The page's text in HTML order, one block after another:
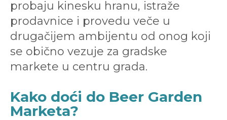
probaju kinesku hranu, istraže
prodavnice i provedu veče u
drugačijem ambijentu od onog koji
se obično vezuje za gradske
markete u centru grada.
Kako doći do Beer Garden
Marketa?